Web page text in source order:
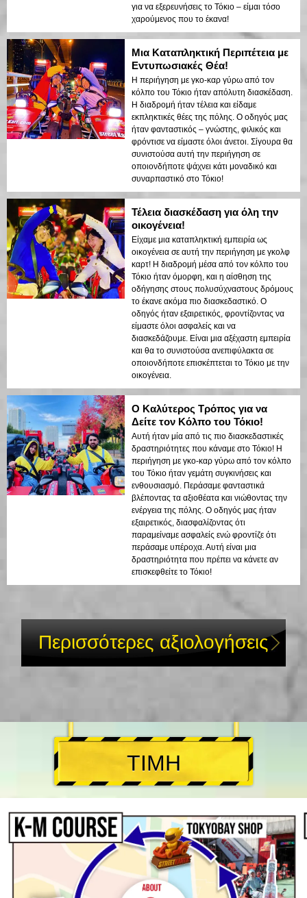
για να εξερευνήσεις το Τόκιο – είμαι τόσο
χαρούμενος που το έκανα!
Μια Καταπληκτική Περιπέτεια με
Εντυπωσιακές Θέα!
Η περιήγηση με γκο-καρ γύρω από τον
κόλπο του Τόκιο ήταν απόλυτη διασκέδαση.
Η διαδρομή ήταν τέλεια και είδαμε
εκπληκτικές θέες της πόλης. Ο οδηγός μας
ήταν φανταστικός – γνώστης, φιλικός και
φρόντισε να είμαστε όλοι άνετοι. Σίγουρα θα
συνιστούσα αυτή την περιήγηση σε
οποιονδήποτε ψάχνει κάτι μοναδικό και
συναρπαστικό στο Τόκιο!
Τέλεια διασκέδαση για όλη την
οικογένεια!
Είχαμε μια καταπληκτική εμπειρία ως
οικογένεια σε αυτή την περιήγηση με γκολφ
καρτ! Η διαδρομή μέσα από τον κόλπο του
Τόκιο ήταν όμορφη, και η αίσθηση της
οδήγησης στους πολυσύχναστους δρόμους
το έκανε ακόμα πιο διασκεδαστικό. Ο
οδηγός ήταν εξαιρετικός, φροντίζοντας να
είμαστε όλοι ασφαλείς και να
διασκεδάζουμε. Είναι μια αξέχαστη εμπειρία
και θα το συνιστούσα ανεπιφύλακτα σε
οποιονδήποτε επισκέπτεται το Τόκιο με την
οικογένεια.
Ο Καλύτερος Τρόπος για να
Δείτε τον Κόλπο του Τόκιο!
Αυτή ήταν μία από τις πιο διασκεδαστικές
δραστηριότητες που κάναμε στο Τόκιο! Η
περιήγηση με γκο-καρ γύρω από τον κόλπο
του Τόκιο ήταν γεμάτη συγκινήσεις και
ενθουσιασμό. Περάσαμε φανταστικά
βλέποντας τα αξιοθέατα και νιώθοντας την
ενέργεια της πόλης. Ο οδηγός μας ήταν
εξαιρετικός, διασφαλίζοντας ότι
παραμείναμε ασφαλείς ενώ φροντίζε ότι
περάσαμε υπέροχα. Αυτή είναι μια
δραστηριότητα που πρέπει να κάνετε αν
επισκεφθείτε το Τόκιο!
Περισσότερες αξιολογήσεις
ΤΙΜΗ